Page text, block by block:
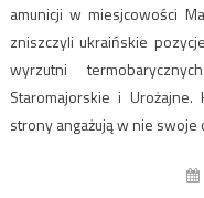
amunicji w miesjcowości
zniszczyli ukraińskie
wyrzutni
Staromajorskie i
strony angażują w nie